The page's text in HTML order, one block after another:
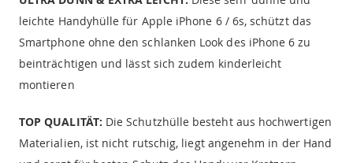
leichte Handyhülle für Apple iPhone 6 / 6s, schützt das
Smartphone ohne den schlanken Look des iPhone 6 zu
beinträchtigen und lässt sich zudem kinderleicht
montieren
TOP QUALITÄT: Die Schutzhülle besteht aus hochwertigen
Materialien, ist nicht rutschig, liegt angenehm in der Hand